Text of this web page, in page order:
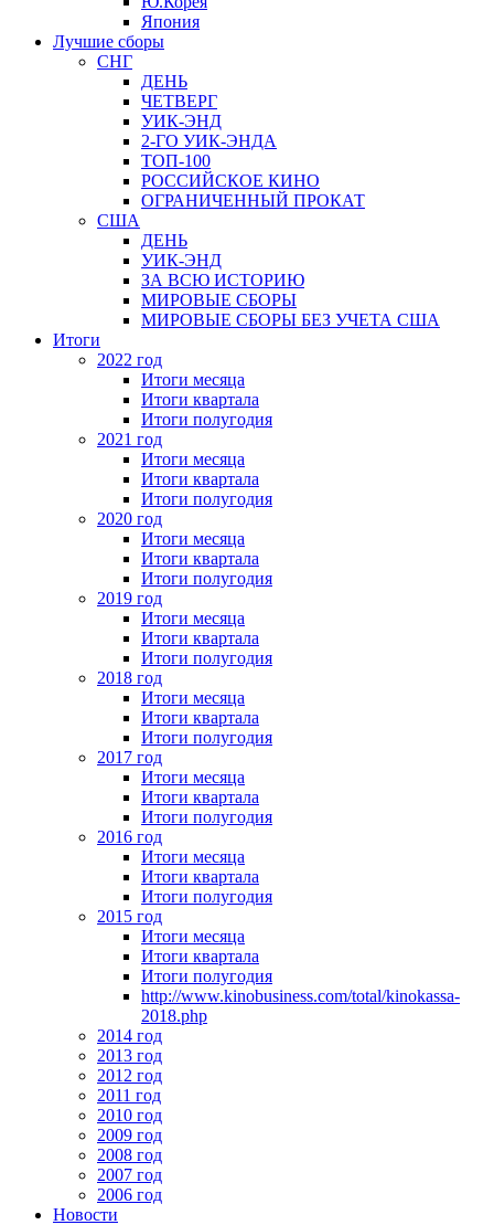
Япония
Лучшие сборы
СНГ
ДЕНЬ
ЧЕТВЕРГ
УИК-ЭНД
2-ГО УИК-ЭНДА
ТОП-100
РОССИЙСКОЕ КИНО
ОГРАНИЧЕННЫЙ ПРОКАТ
США
ДЕНЬ
УИК-ЭНД
ЗА ВСЮ ИСТОРИЮ
МИРОВЫЕ СБОРЫ
МИРОВЫЕ СБОРЫ БЕЗ УЧЕТА США
Итоги
2022 год
Итоги месяца
Итоги квартала
Итоги полугодия
2021 год
Итоги месяца
Итоги квартала
Итоги полугодия
2020 год
Итоги месяца
Итоги квартала
Итоги полугодия
2019 год
Итоги месяца
Итоги квартала
Итоги полугодия
2018 год
Итоги месяца
Итоги квартала
Итоги полугодия
2017 год
Итоги месяца
Итоги квартала
Итоги полугодия
2016 год
Итоги месяца
Итоги квартала
Итоги полугодия
2015 год
Итоги месяца
Итоги квартала
Итоги полугодия
http://www.kinobusiness.com/total/kinokassa-
2018.php
2014 год
2013 год
2012 год
2011 год
2010 год
2009 год
2008 год
2007 год
2006 год
Новости